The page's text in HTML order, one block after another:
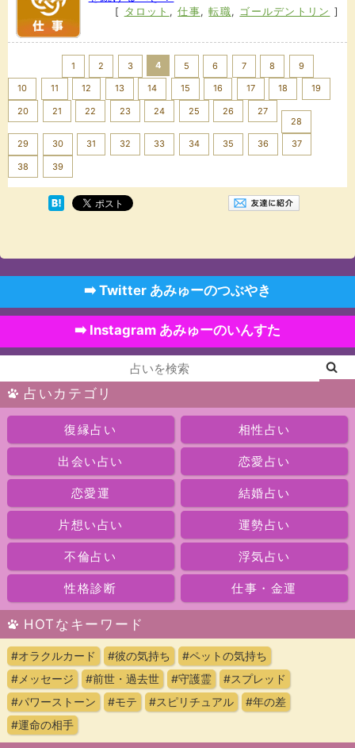
[ タロット ,仕事,転職, ゴールデントリン ]
1 2 3 4 5 6 7 8 9
10 11 12 13 14 15 16 17 18 19
20 21 22 23 24 25 26
27
28
29 30 31 32 33 34 35 36 37
38 39
➡️ Twitter あみゅーのつぶやき
➡️ Instagram あみゅーのいんすた
占いカテゴリ
復縁占い 相性占い
出会い占い 恋愛占い
恋愛運 結婚占い
片想い占い 運勢占い
不倫占い 浮気占い
性格診断 仕事・金運
HOTなキーワード
#オラクルカード #彼の気持ち
#ペットの気持ち
#メッセージ
#前世・過去世 #守護霊
#スプレッド
#パワーストーン
#モテ #スピリチュアル
#年の差
#運命の相手